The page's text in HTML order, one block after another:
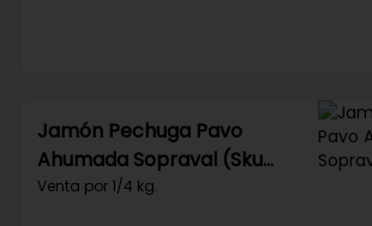
Jamón Pechuga Pavo
Ahumada Sopraval (Sku
114)
Venta por 1/4 kg.